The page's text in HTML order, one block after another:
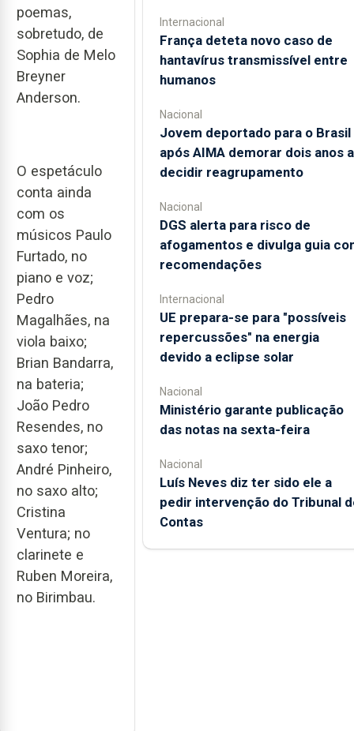
poemas,
sobretudo, de
Sophia de Melo
Breyner
Anderson.
O espetáculo
conta ainda
com os
músicos Paulo
Furtado, no
piano e voz;
Pedro
Magalhães, na
viola baixo;
Brian Bandarra,
na bateria;
João Pedro
Resendes, no
saxo tenor;
André Pinheiro,
no saxo alto;
Cristina
Ventura; no
clarinete e
Ruben Moreira,
no Birimbau.
Internacional
França deteta novo caso de
hantavírus transmissível entre
humanos
Nacional
Jovem deportado para o Brasil
após AIMA demorar dois anos a
decidir reagrupamento
Nacional
DGS alerta para risco de
afogamentos e divulga guia
recomendações
Internacional
UE prepara-se para "possíveis
repercussões" na energia
devido a eclipse solar
Nacional
Ministério garante publicação
das notas na sexta-feira
Nacional
Luís Neves diz ter sido ele a
pedir intervenção do Tribunal
Contas